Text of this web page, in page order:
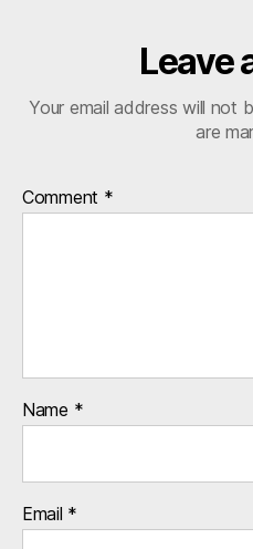
Leave
Your email address will not
are
Comment *
Name *
Email *